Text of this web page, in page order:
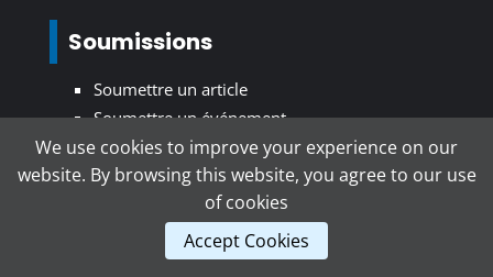
Soumissions
Soumettre un article
Soumettre un événement
S’inscrire au bulletin d’information
We use cookies to improve your experience on our
website. By browsing this website, you agree to our use
of cookies
Accept Cookies